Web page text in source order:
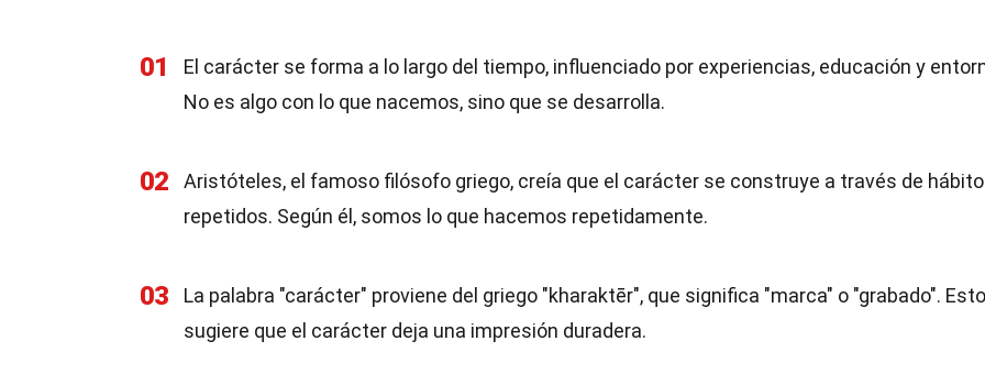
01
El carácter se forma a lo largo del tiempo, influenciado por experiencias, educación y
No es algo con lo que nacemos, sino que se desarrolla.
02
Aristóteles, el famoso filósofo griego, creía que el carácter se construye a través de
repetidos. Según él, somos lo que hacemos repetidamente.
03
La palabra "carácter" proviene del griego "kharaktēr", que significa "marca" o "grabado". Esto
sugiere que el carácter deja una impresión duradera.